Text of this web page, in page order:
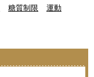
糖質制限
運動